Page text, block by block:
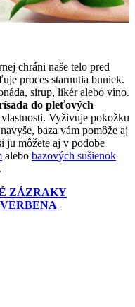
chráni naše telo pred
proces starnutia buniek.
sirup, likér alebo víno.
do pleťových
Vyživuje pokožku
baza vám pomôže aj
ju môžete aj v podobe
alebo bazových sušienok
.
ZÁZRAKY